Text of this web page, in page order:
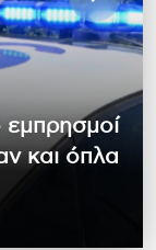
εμπρησμοί
και όπλα